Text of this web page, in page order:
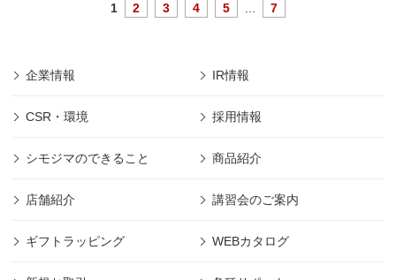
1 2 3 4 5 7
企業情報 IR情報
CSR・環境 採用情報
シモジマのできること 商品紹介
店舗紹介 講習会のご案内
ギフトラッピング WEBカタログ